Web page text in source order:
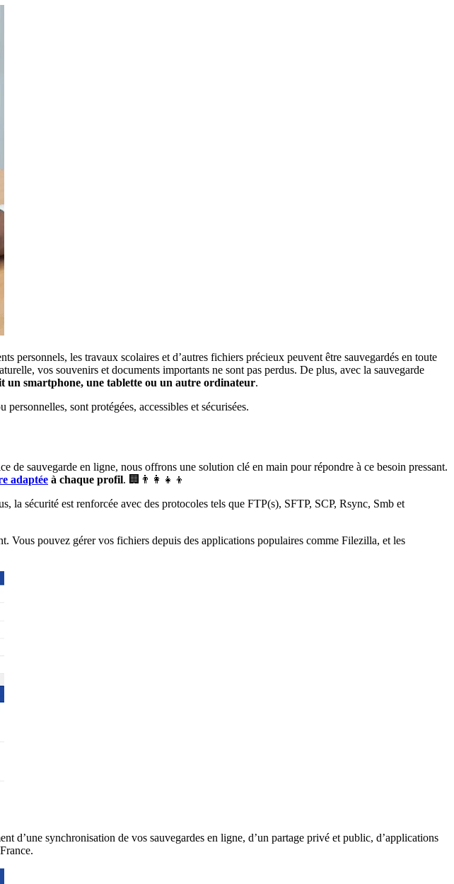
les travaux scolaires et d’autres fichiers précieux peuvent être sauvegardés en toute
vos souvenirs et documents importants ne sont pas perdus. De plus, avec la sauvegarde
un smartphone, une tablette ou un autre ordinateur.
sont protégées, accessibles et sécurisées.
de sauvegarde en ligne, nous offrons une solution clé en main pour répondre à ce besoin pressant.
adaptée à chaque profil. 🏢👨‍👩‍👧‍👦
la sécurité est renforcée avec des protocoles tels que FTP(s), SFTP, SCP, Rsync, Smb et
Vous pouvez gérer vos fichiers depuis des applications populaires comme Filezilla, et les
d’une synchronisation de vos sauvegardes en ligne, d’un partage privé et public, d’applications